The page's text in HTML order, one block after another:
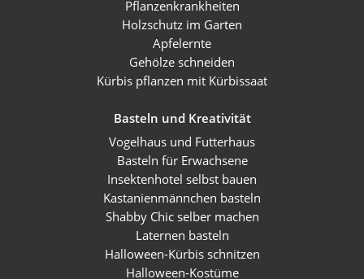
Pflanzenkrankheiten
Holzschutz im Garten
Apfelernte
Gehölze schneiden
Kürbis pflanzen mit Kürbissaat
Basteln und Kreativität
Vogelhaus und Futterhaus
Basteln für Erwachsene
Insektenhotel selbst bauen
Kastanienmännchen basteln
Shabby Chic selber machen
Laternen basteln
Halloween-Kürbis schnitzen
Halloween-Kostüme